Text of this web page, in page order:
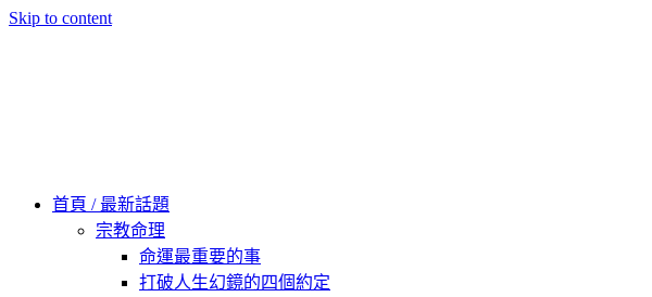
Skip to content
首頁 / 最新話題
宗教命理
命運最重要的事
打破人生幻鏡的四個約定